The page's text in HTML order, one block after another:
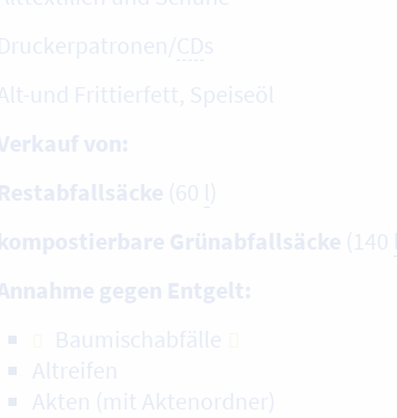
Druckerpatronen/ CDs
und Frittierfett, Speiseöl
von:
Restabfallsäcke (60 l)
kompostierbare Grünabfallsäcke (140 l
gegen Entgelt:
Baumischabfälle
Altreifen
Akten (mit Aktenordner)